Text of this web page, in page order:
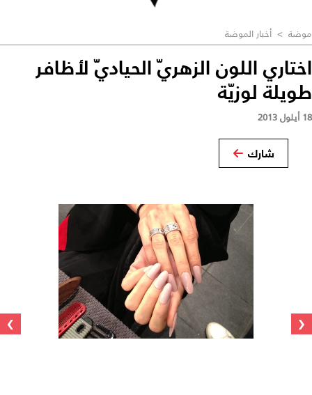
موضة > أخبار الموضة
اختاري اللون الزهريّ الحياديّ لأظافر
طويلة لوزيّة
18 أيلول 2013
شارك
‹
›